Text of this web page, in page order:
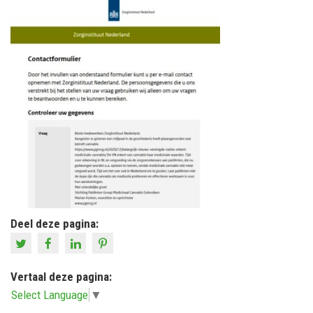
Deel deze pagina:
Vertaal deze pagina:
Select Language ▼